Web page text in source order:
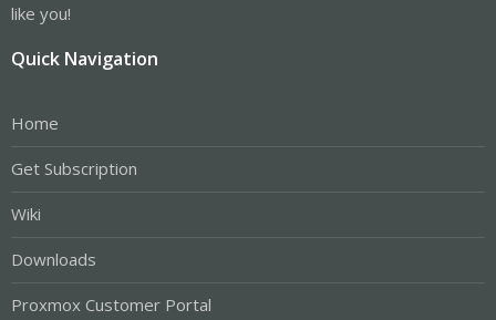
like you!
Quick Navigation
Home
Get Subscription
Wiki
Downloads
Proxmox Customer Portal